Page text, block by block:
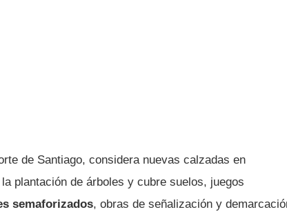
de Santiago, considera nuevas calzadas en
plantación de árboles y cubre suelos, juegos
semaforizados, obras de señalización y